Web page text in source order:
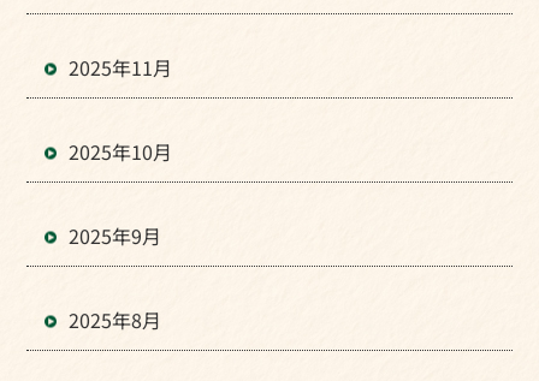
2025年11月
2025年10月
2025年9月
2025年8月